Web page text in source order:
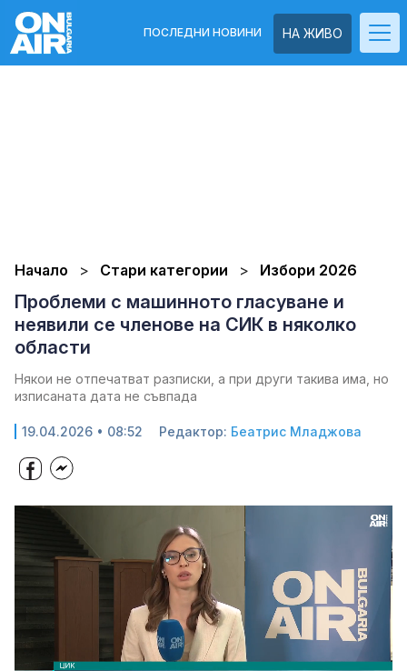
НА ЖИВО
ПОСЛЕДНИ НОВИНИ
Начало Стари категории Избори 2026
Проблеми с машинното гласуване и
неявили се членове на СИК в няколко
области
Някои не отпечатват разписки, а при други такива има, но
изписаната дата не съвпада
19.04.2026 • 08:52 Редактор: Беатрис Младжова